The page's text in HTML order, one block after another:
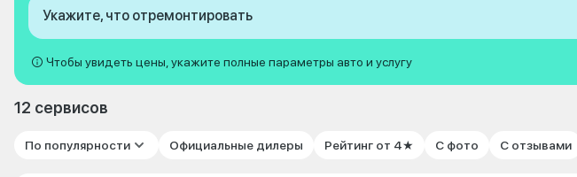
Укажите, что отремонтировать
Чтобы увидеть цены, укажите полные параметры авто и услугу
12 сервисов
По популярности Официальные дилеры Рейтинг от 4★ С фото С отзывами